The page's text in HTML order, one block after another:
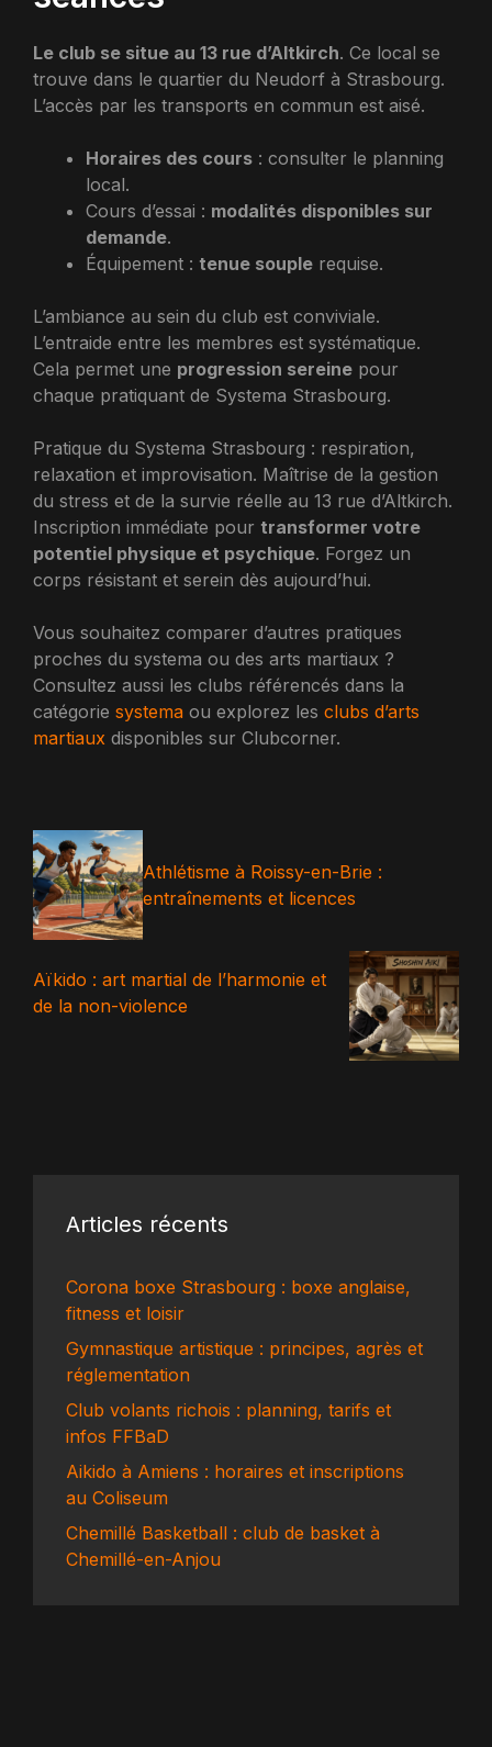
Le club se situe au 13 rue d’Altkirch. Ce local se
trouve dans le quartier du Neudorf à Strasbourg.
L’accès par les transports en commun est aisé.
Horaires des cours : consulter le planning
local.
Cours d’essai : modalités disponibles sur
demande.
Équipement : tenue souple requise.
L’ambiance au sein du club est conviviale.
L’entraide entre les membres est systématique.
Cela permet une progression sereine pour
chaque pratiquant de Systema Strasbourg.
Pratique du Systema Strasbourg : respiration,
relaxation et improvisation. Maîtrise de la gestion
du stress et de la survie réelle au 13 rue d’Altkirch.
Inscription immédiate pour transformer votre
potentiel physique et psychique. Forgez un
corps résistant et serein dès aujourd’hui.
Vous souhaitez comparer d’autres pratiques
proches du systema ou des arts martiaux ?
Consultez aussi les clubs référencés dans la
catégorie systema ou explorez les clubs d’arts
martiaux disponibles sur Clubcorner.
Athlétisme à Roissy-en-Brie :
entraînements et licences
Aïkido : art martial de l’harmonie et
de la non-violence
Articles récents
Corona boxe Strasbourg : boxe anglaise,
fitness et loisir
Gymnastique artistique : principes, agrès et
réglementation
Club volants richois : planning, tarifs et
infos FFBaD
Aikido à Amiens : horaires et inscriptions
au Coliseum
Chemillé Basketball : club de basket à
Chemillé-en-Anjou